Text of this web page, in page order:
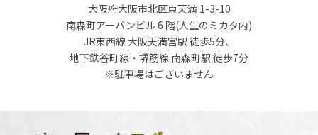
大阪府大阪市北区東天満 1-3-10
南森町アーバンビル 6 階(人生のミカタ内)
JR東西線 大阪天満宮駅 徒歩5分、
地下鉄谷町線・堺筋線 南森町駅 徒歩7分
※駐車場はございません